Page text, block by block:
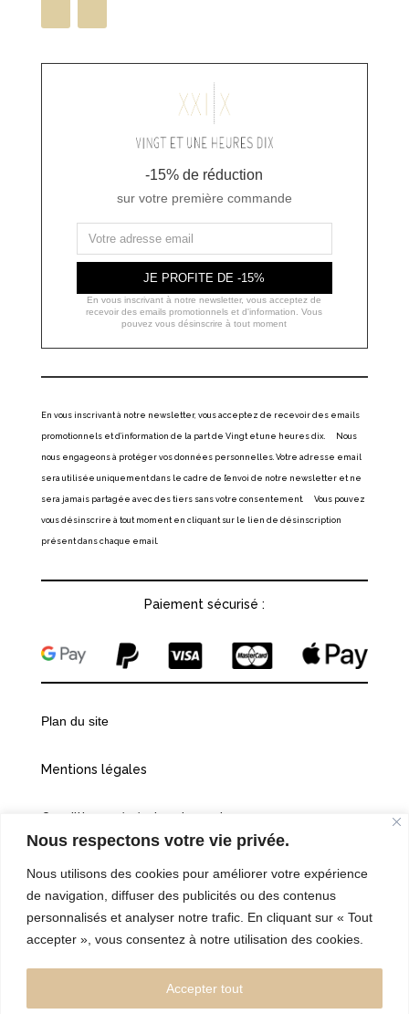
Nous respectons votre vie privée.
Nous utilisons des cookies pour améliorer votre expérience
de navigation, diffuser des publicités ou des contenus
personnalisés et analyser notre trafic. En cliquant sur « Tout
accepter », vous consentez à notre utilisation des cookies.
Accepter tout
-15% de réduction
sur votre première commande
JE PROFITE DE -15%
En vous inscrivant à notre newsletter, vous acceptez de
recevoir des emails promotionnels et d'information. Vous
pouvez vous désinscrire à tout moment
En vous inscrivant à notre newsletter, vous acceptez de recevoir des emails
promotionnels et d’information de la part de Vingt et une heures dix. Nous
nous engageons à protéger vos données personnelles. Votre adresse email
sera utilisée uniquement dans le cadre de l’envoi de notre newsletter et ne
sera jamais partagée avec des tiers sans votre consentement. Vous pouvez
vous désinscrire à tout moment en cliquant sur le lien de désinscription
présent dans chaque email.
Paiement sécurisé :
Plan du site
Mentions légales
Conditions générales de vente
Politiques de confidentialité
Cookies